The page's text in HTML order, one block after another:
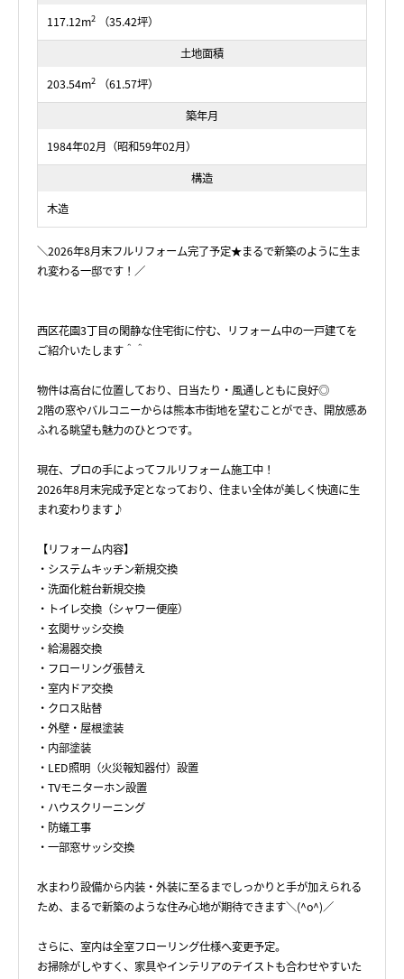
117.12m2
（35.42坪）
土地面積
203.54m2
（61.57坪）
築年月
1984年02月（昭和59年02月）
構造
木造
＼2026年8月末フルリフォーム完了予定★まるで新築のように生ま
れ変わる一邸です！／
西区花園3丁目の閑静な住宅街に佇む、リフォーム中の一戸建てを
ご紹介いたします＾＾
物件は高台に位置しており、日当たり・風通しともに良好◎
2階の窓やバルコニーからは熊本市街地を望むことができ、開放感あ
ふれる眺望も魅力のひとつです。
現在、プロの手によってフルリフォーム施工中！
2026年8月末完成予定となっており、住まい全体が美しく快適に生
まれ変わります♪
【リフォーム内容】
・システムキッチン新規交換
・洗面化粧台新規交換
・トイレ交換（シャワー便座）
・玄関サッシ交換
・給湯器交換
・フローリング張替え
・室内ドア交換
・クロス貼替
・外壁・屋根塗装
・内部塗装
・LED照明（火災報知器付）設置
・TVモニターホン設置
・ハウスクリーニング
・防蟻工事
・一部窓サッシ交換
水まわり設備から内装・外装に至るまでしっかりと手が加えられる
ため、まるで新築のような住み心地が期待できます＼(^o^)／
さらに、室内は全室フローリング仕様へ変更予定。
お掃除がしやすく、家具やインテリアのテイストも合わせやすいた